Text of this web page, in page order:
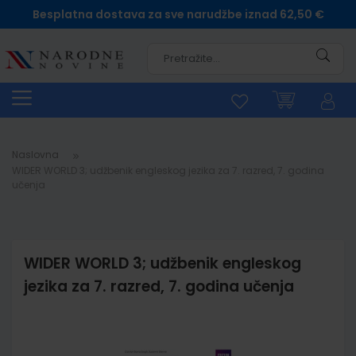
Besplatna dostava za sve narudžbe iznad 62,50 €
Naslovna
WIDER WORLD 3; udžbenik engleskog
jezika za 7. razred, 7. godina učenja